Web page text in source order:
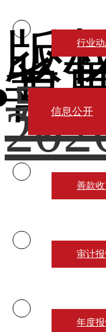
版
省
善
号
行业
信息公开
善款
审计
年度